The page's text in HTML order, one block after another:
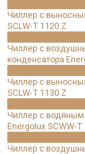
Чиллер с
SCLW-T 1120 Z
Чиллер с
конденсатора
Чиллер с
SCLW-T 1130 Z
Чиллер с
Energolux SCWW-T
Чиллер с